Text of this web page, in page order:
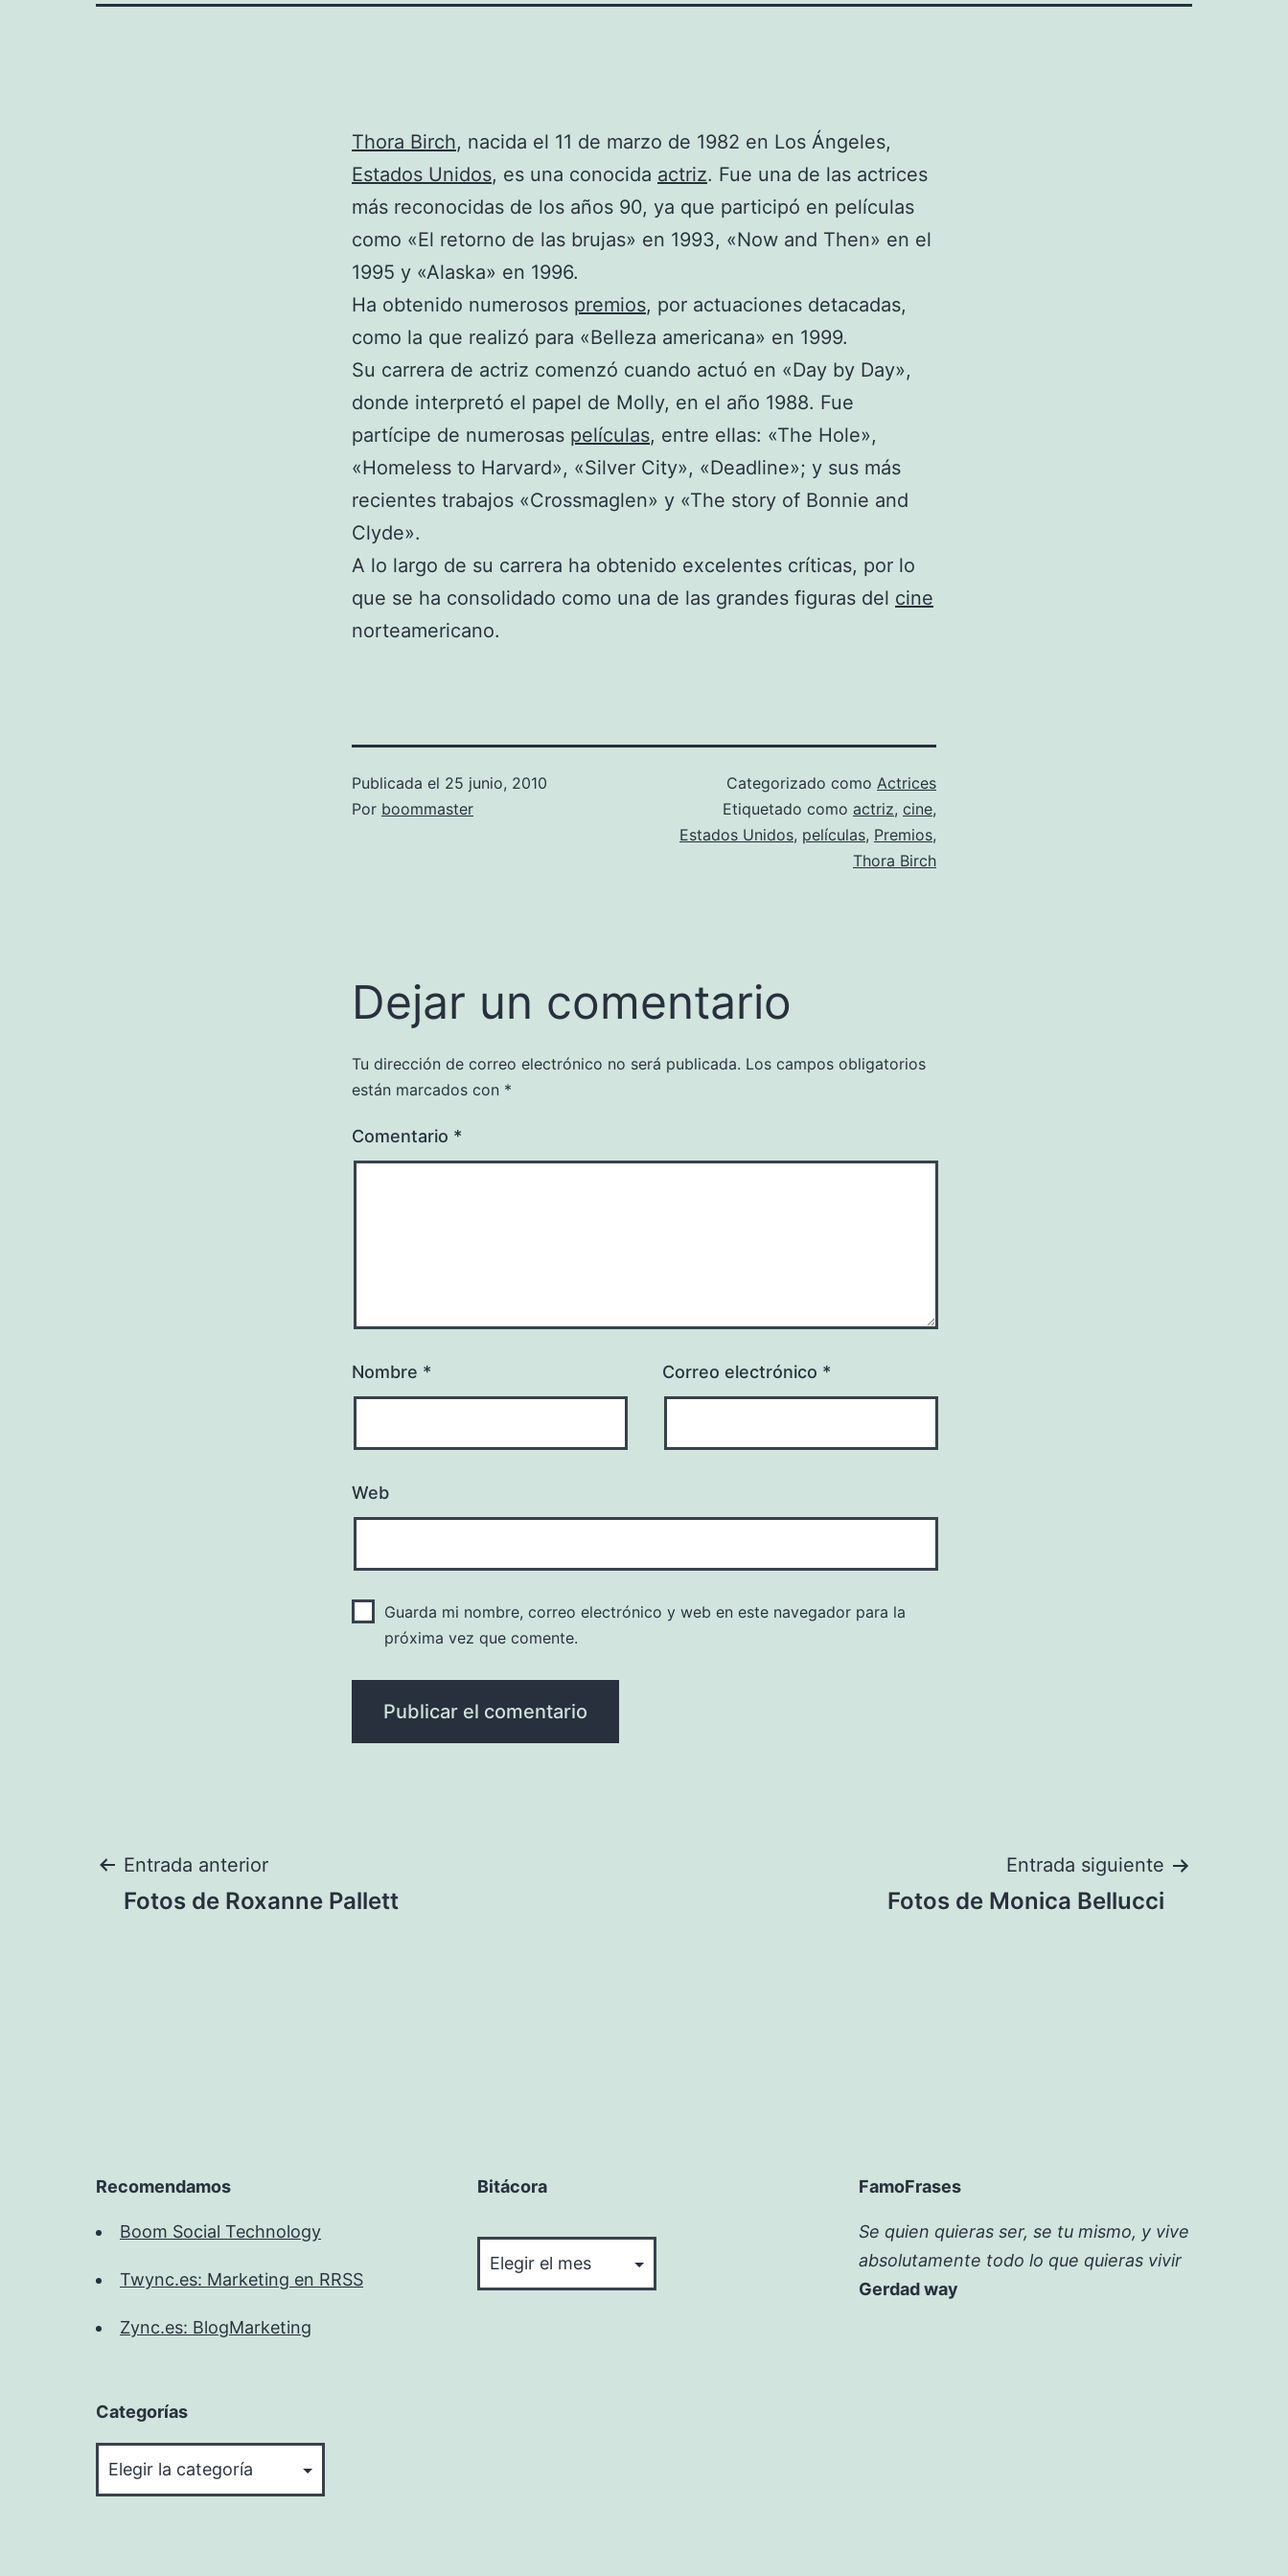
Thora Birch, nacida el 11 de marzo de 1982 en Los Ángeles,
Estados Unidos, es una conocida actriz. Fue una de las actrices
más reconocidas de los años 90, ya que participó en películas
como «El retorno de las brujas» en 1993, «Now and Then» en el
1995 y «Alaska» en 1996.
Ha obtenido numerosos premios, por actuaciones detacadas,
como la que realizó para «Belleza americana» en 1999.
Su carrera de actriz comenzó cuando actuó en «Day by Day»,
donde interpretó el papel de Molly, en el año 1988. Fue
partícipe de numerosas películas, entre ellas: «The Hole»,
«Homeless to Harvard», «Silver City», «Deadline»; y sus más
recientes trabajos «Crossmaglen» y «The story of Bonnie and
Clyde».
A lo largo de su carrera ha obtenido excelentes críticas, por lo
que se ha consolidado como una de las grandes figuras del cine
norteamericano.
Publicada el 25 junio, 2010
Por boommaster
Categorizado como Actrices
Etiquetado como actriz, cine,
Estados Unidos, películas, Premios,
Thora Birch
Dejar un comentario
Tu dirección de correo electrónico no será publicada. Los campos obligatorios
están marcados con *
Comentario *
Nombre * Correo electrónico *
Web
Guarda mi nombre, correo electrónico y web en este navegador para la
próxima vez que comente.
Navegación
Entrada anterior
Fotos de Roxanne Pallett
Entrada siguiente
Fotos de Monica Bellucci
Recomendamos
Boom Social Technology
Twync.es: Marketing en RRSS
Zync.es: BlogMarketing
Bitácora FamoFrases
Se quien quieras ser, se tu mismo, y vive
absolutamente todo lo que quieras vivir
Gerdad way
Categorías